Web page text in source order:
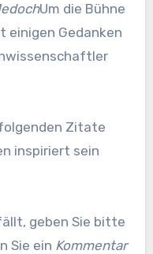
Um die Bühne
einigen Gedanken
Zitate
inspiriert sein
geben Sie bitte
Sie ein Kommentar